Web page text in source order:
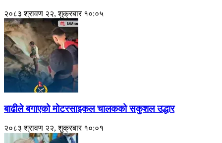
२०८३ श्रावण २२, शुक्रबार १०:०५
बाढीले बगाएको मोटरसाइकल चालकको सकुशल उद्धार
२०८३ श्रावण २२, शुक्रबार १०:०१